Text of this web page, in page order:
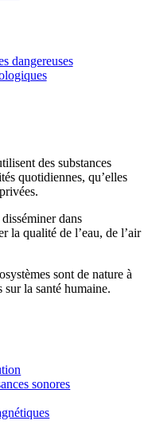
dangereuses
des substances
quotidiennes, qu’elles
dans
la qualité de l’eau, de l’air
sont de nature à
sur la santé humaine.
sonores